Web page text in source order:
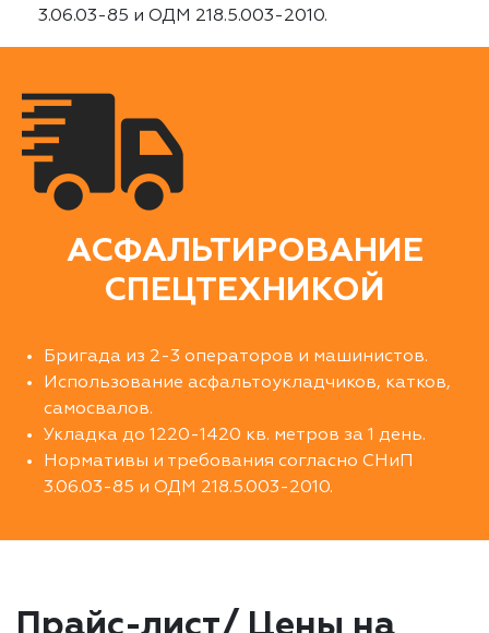
3.06.03-85 и ОДМ 218.5.003-2010.
АСФАЛЬТИРОВАНИЕ
СПЕЦТЕХНИКОЙ
Бригада из 2-3 операторов и машинистов.
Использование асфальтоукладчиков, катков,
самосвалов.
Укладка до 1220-1420 кв. метров за 1 день.
Нормативы и требования согласно СНиП
3.06.03-85 и ОДМ 218.5.003-2010.